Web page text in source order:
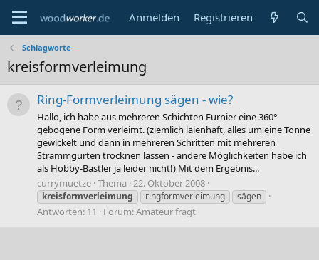
Anmelden Registrieren
Schlagworte
kreisformverleimung
Ring-Formverleimung sägen - wie?
Hallo, ich habe aus mehreren Schichten Furnier eine 360°
gebogene Form verleimt. (ziemlich laienhaft, alles um eine Tonne
gewickelt und dann in mehreren Schritten mit mehreren
Strammgurten trocknen lassen - andere Möglichkeiten habe ich
als Hobby-Bastler ja leider nicht!) Mit dem Ergebnis...
currymuetze Thema 22. Oktober 2008
kreisformverleimung ringformverleimung sägen
Antworten: 11 Forum:Amateur fragt